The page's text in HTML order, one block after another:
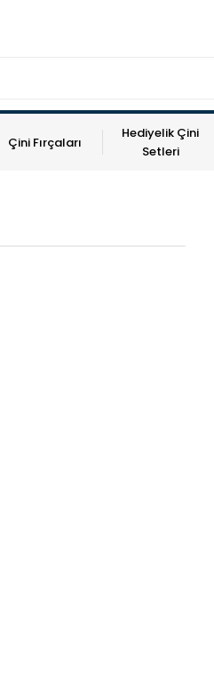
Çini Fırçaları
Hediyelik Çini
Setleri